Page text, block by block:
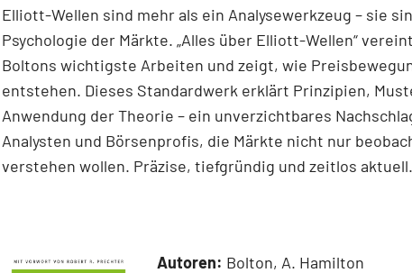
Elliott-Wellen sind mehr als ein Analysewerkzeug – sie
Psychologie der Märkte. „Alles über Elliott-Wellen“
Boltons wichtigste Arbeiten und zeigt, wie
entstehen. Dieses Standardwerk erklärt Prinzipien,
Anwendung der Theorie – ein unverzichtbares
Analysten und Börsenprofis, die Märkte nicht nur
verstehen wollen. Präzise, tiefgründig und zeitlos aktuell.
Autoren: Bolton, A. Hamilton